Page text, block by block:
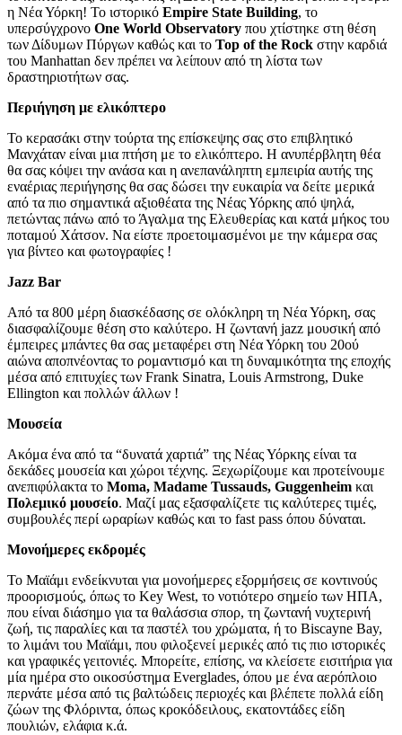
η Νέα Υόρκη! Το ιστορικό Empire State Building, το
υπερσύγχρονο One World Observatory που χτίστηκε στη θέση
των Δίδυμων Πύργων καθώς και το Top of the Rock στην καρδιά
του Manhattan δεν πρέπει να λείπουν από τη λίστα των
δραστηριοτήτων σας.
Περιήγηση με ελικόπτερο
Το κερασάκι στην τούρτα της επίσκεψης σας στο επιβλητικό
Μανχάταν είναι μια πτήση με το ελικόπτερο. Η ανυπέρβλητη θέα
θα σας κόψει την ανάσα και η ανεπανάληπτη εμπειρία αυτής της
εναέριας περιήγησης θα σας δώσει την ευκαιρία να δείτε μερικά
από τα πιο σημαντικά αξιοθέατα της Νέας Υόρκης από ψηλά,
πετώντας πάνω από το Άγαλμα της Ελευθερίας και κατά μήκος του
ποταμού Χάτσον. Να είστε προετοιμασμένοι με την κάμερα σας
για βίντεο και φωτογραφίες !
Jazz Bar
Από τα 800 μέρη διασκέδασης σε ολόκληρη τη Νέα Υόρκη, σας
διασφαλίζουμε θέση στο καλύτερο. Η ζωντανή jazz μουσική από
έμπειρες μπάντες θα σας μεταφέρει στη Νέα Υόρκη του 20ού
αιώνα αποπνέοντας το ρομαντισμό και τη δυναμικότητα της εποχής
μέσα από επιτυχίες των Frank Sinatra, Louis Armstrong, Duke
Ellington και πολλών άλλων !
Μουσεία
Ακόμα ένα από τα “δυνατά χαρτιά” της Νέας Υόρκης είναι τα
δεκάδες μουσεία και χώροι τέχνης. Ξεχωρίζουμε και προτείνουμε
ανεπιφύλακτα το Moma, Madame Tussauds, Guggenheim και
Πολεμικό μουσείο. Μαζί μας εξασφαλίζετε τις καλύτερες τιμές,
συμβουλές περί ωραρίων καθώς και το fast pass όπου δύναται.
Μονοήμερες εκδρομές
Το Μαϊάμι ενδείκνυται για μονοήμερες εξορμήσεις σε κοντινούς
προορισμούς, όπως το Key West, το νοτιότερο σημείο των ΗΠΑ,
που είναι διάσημο για τα θαλάσσια σπορ, τη ζωντανή νυχτερινή
ζωή, τις παραλίες και τα παστέλ του χρώματα, ή το Biscayne Bay,
το λιμάνι του Μαϊάμι, που φιλοξενεί μερικές από τις πιο ιστορικές
και γραφικές γειτονιές. Μπορείτε, επίσης, να κλείσετε εισιτήρια για
μία ημέρα στο οικοσύστημα Everglades, όπου με ένα αερόπλοιο
περνάτε μέσα από τις βαλτώδεις περιοχές και βλέπετε πολλά είδη
ζώων της Φλόριντα, όπως κροκόδειλους, εκατοντάδες είδη
πουλιών, ελάφια κ.ά.